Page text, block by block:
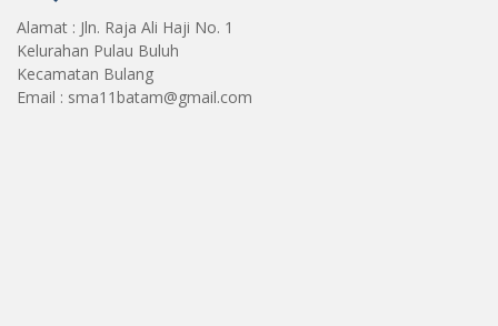
Alamat : Jln. Raja Ali Haji No. 1
Kelurahan Pulau Buluh
Kecamatan Bulang
Email : sma11batam@gmail.com